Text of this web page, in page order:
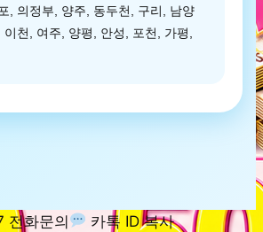
, 의정부, 양주, 동두천, 구리, 남양
천, 여주, 양평, 안성, 포천, 가평,
화문의
카톡 ID 복사